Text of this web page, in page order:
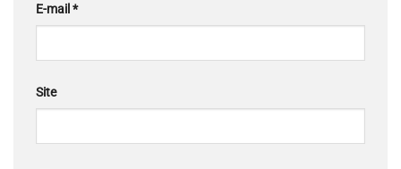
E-mail*
Site